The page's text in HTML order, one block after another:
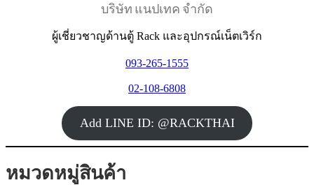
บริษัท แนปเทค จำกัด
ผู้เชี่ยวชาญด้านตู้ Rack และอุปกรณ์เน็ตเวิร์ก
093-265-1555
02-108-6808
Add LINE ID: @RACKTHAI
หมวดหมู่สินค้า